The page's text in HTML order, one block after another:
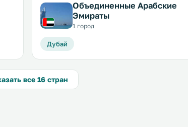
Объединенные Арабские
Эмираты
1 город
Дубай
все 16 стран